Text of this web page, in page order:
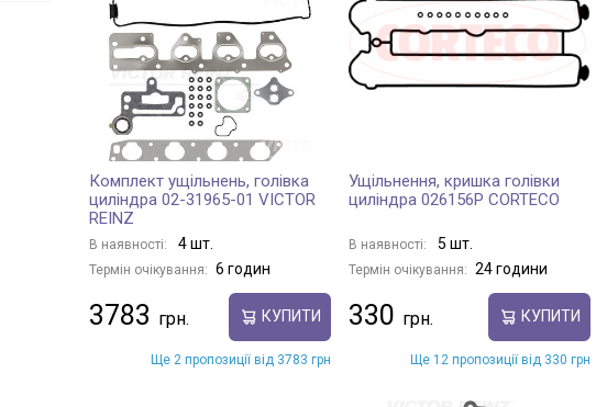
Комплект ущільнень, голівка
циліндра 02-31965-01 VICTOR
REINZ
В наявності: 4 шт.
Термін очікування: 6 годин
3783 КУПИТИ
Ще 2 пропозиції від 3783 грн
Ущільнення, кришка голівки
циліндра 026156P CORTECO
В наявності: 5 шт.
Термін очікування: 24 години
330 КУПИТИ
Ще 12 пропозиції від 330 грн